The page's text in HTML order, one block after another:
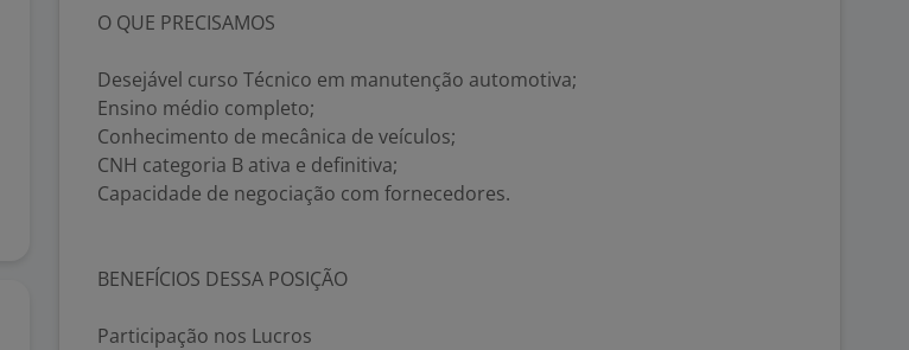
O QUE PRECISAMOS
Desejável curso Técnico em manutenção automotiva;
Ensino médio completo;
Conhecimento de mecânica de veículos;
CNH categoria B ativa e definitiva;
Capacidade de negociação com fornecedores.
BENEFÍCIOS DESSA POSIÇÃO
Participação nos Lucros